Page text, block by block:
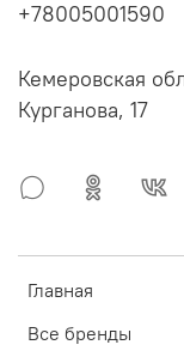
Главная
Все бренды
+78005001590
Кемеровская
Курганова, 17